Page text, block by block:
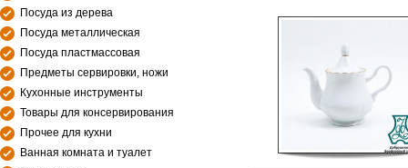
Посуда из дерева
Посуда металлическая
Посуда пластмассовая
Предметы сервировки, ножи
Кухонные инструменты
Товары для консервирования
Прочее для кухни
Ванная комната и туалет